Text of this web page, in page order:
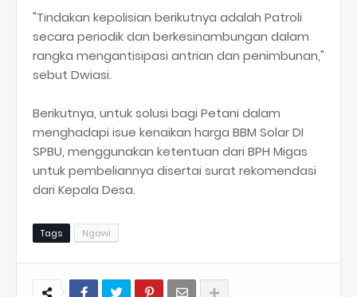
"Tindakan kepolisian berikutnya adalah Patroli
secara periodik dan berkesinambungan dalam
rangka mengantisipasi antrian dan penimbunan,"
sebut Dwiasi.
Berikutnya, untuk solusi bagi Petani dalam
menghadapi isue kenaikan harga BBM Solar DI
SPBU, menggunakan ketentuan dari BPH Migas
untuk pembeliannya disertai surat rekomendasi
dari Kepala Desa.
Tags Ngawi